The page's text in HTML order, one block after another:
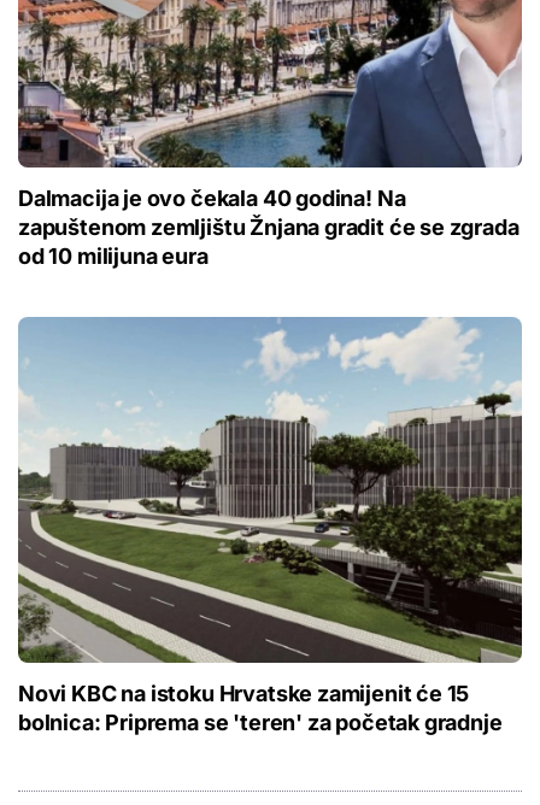
Dalmacija je ovo čekala 40 godina! Na
zapuštenom zemljištu Žnjana gradit će se zgrada
od 10 milijuna eura
Novi KBC na istoku Hrvatske zamijenit će 15
bolnica: Priprema se 'teren' za početak gradnje